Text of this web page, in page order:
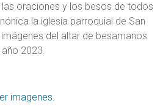
oraciones y los besos de todos
la iglesia parroquial de San
del altar de besamanos
2023.
imagenes.